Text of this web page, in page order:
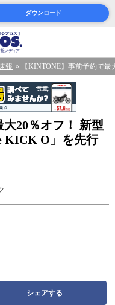
ダウンロード
報 【KINTONE】事前予約で
20％オフ！ 新型
KICK O」を先行
シェアする